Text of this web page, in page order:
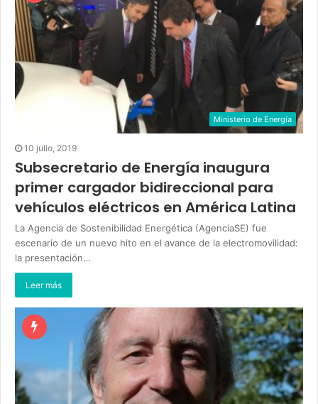
Ministerio de Energía
10 julio, 2019
Subsecretario de Energía inaugura
primer cargador bidireccional para
vehículos eléctricos en América Latina
La Agencia de Sostenibilidad Energética (AgenciaSE) fue
escenario de un nuevo hito en el avance de la electromovilidad:
la presentación…
Leer más